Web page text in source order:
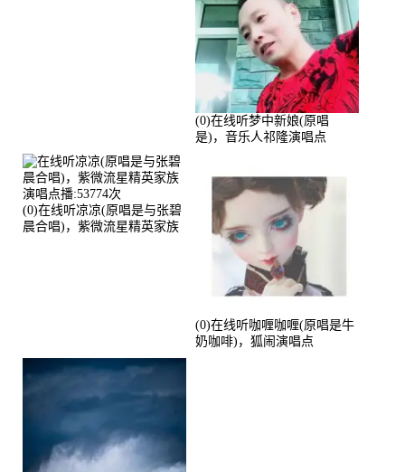
(0)在线听梦中新娘(原唱
是)，音乐人祁隆演唱点
(0)在线听凉凉(原唱是与张碧
晨合唱)，紫微流星精英家族
(0)在线听咖喱咖喱(原唱是牛
奶咖啡)，狐闹演唱点